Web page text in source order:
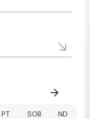
PT SOB ND